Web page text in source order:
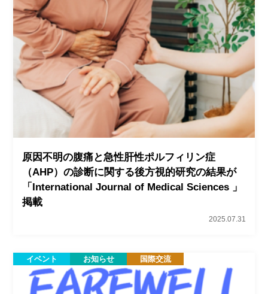
原因不明の腹痛と急性肝性ポルフィリン症
（AHP）の診断に関する後方視的研究の結果が
「International Journal of Medical Sciences 」
掲載
2025.07.31
イベント お知らせ 国際交流